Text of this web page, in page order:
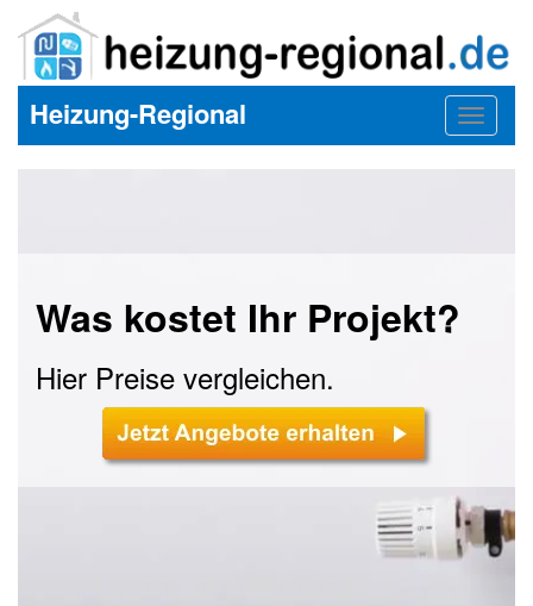
Toggle
Heizung-Regional
Was kostet Ihr Projekt?
Hier Preise vergleichen.